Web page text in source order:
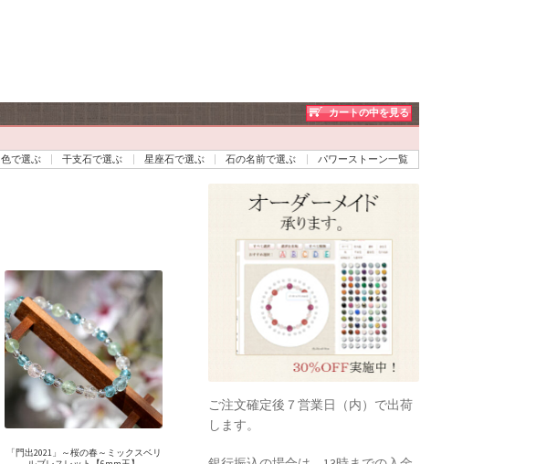
カートの中を見る
色で選ぶ 干支石で選ぶ 星座石で選ぶ 石の名前で選ぶ パワーストーン一覧
「門出2021」～桜の春～ミックスベリ
ご注文確定後７営業日（内）で出荷
します。